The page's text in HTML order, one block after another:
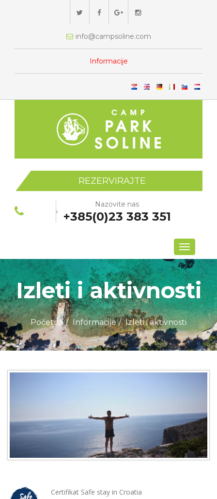
info@campsoline.com
Informacije
REZERVIRAJTE
Nazovite nas
+385(0)23 383 351
Izbornik
Izleti i aktivnosti
Početna Informacije Izleti i aktivnosti
Certifikat Safe stay in Croatia